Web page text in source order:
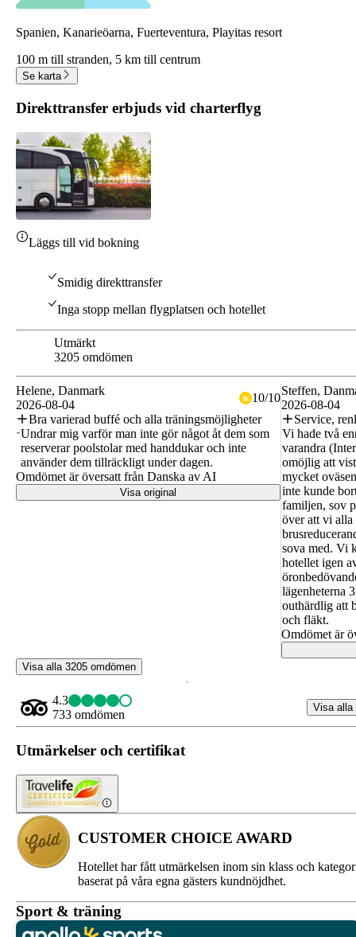
Spanien, Kanarieöarna, Fuerteventura, Playitas resort
100 m till stranden, 5 km till centrum
Se karta
Direkttransfer erbjuds vid charterflyg
Läggs till vid bokning
Smidig direkttransfer
Inga stopp mellan flygplatsen och hotellet
Utmärkt
3205 omdömen
Helene, Danmark
2026-08-04
10/10
Bra varierad buffé och alla träningsmöjligheter
Undrar mig varför man inte gör något åt dem som
reserverar poolstolar med handdukar och inte
använder dem tillräckligt under dagen.
Omdömet är översatt från Danska av AI
Visa original
Steffen,
2026-08-04
Service,
Vi hade två
varandra
omöjlig att
mycket
inte kunde
familjen, sov
över att vi alla
sova med. Vi
hotellet igen
lägenheterna
outhärdlig att
och fläkt.
Omdömet är
Visa alla 3205 omdömen
4.3
733 omdömen
Visa alla
Utmärkelser och certifikat
CUSTOMER CHOICE AWARD
Hotellet har fått utmärkelsen inom sin klass och
baserat på våra egna gästers kundnöjdhet.
Sport & träning